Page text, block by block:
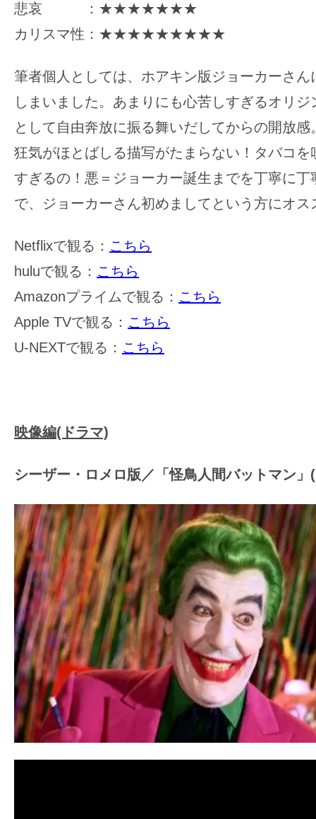
悲哀 ：★★★★★★★
カリスマ性：★★★★★★★★★
筆者個人としては、ホアキン版ジョーカーさん
しまいました。あまりにも心苦しすぎるオリ
として自由奔放に振る舞いだしてからの開放
狂気がほとばしる描写がたまらない！タバコを
すぎるの！悪＝ジョーカー誕生までを丁寧に丁
で、ジョーカーさん初めましてという方にオス
Netflixで観る： こちら
huluで観る： こちら
Amazonプライムで観る： こちら
Apple TVで観る： こちら
U-NEXTで観る： こちら
映像編(ドラマ)
シーザー・ロメロ版／「怪鳥人間バットマン」